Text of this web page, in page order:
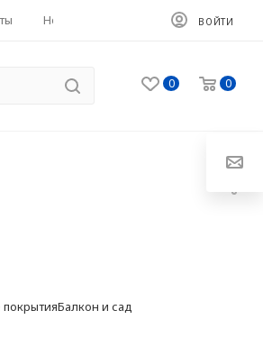
HoReCa ВОЙТИ
0 0
Балкон и сад